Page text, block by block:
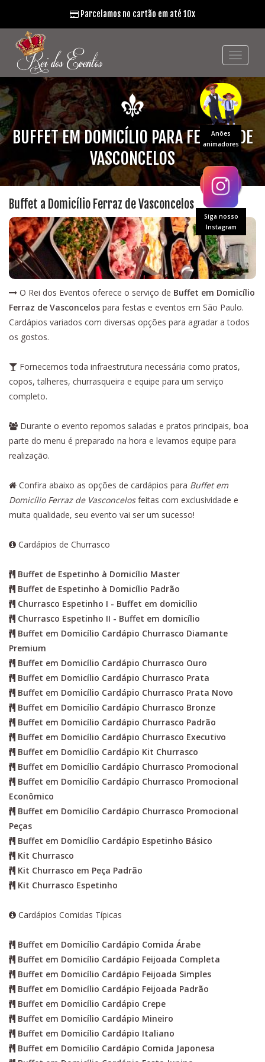
Anões
animadores
Siga nosso
Instagram
Parcelamos no cartão em até 10x
BUFFET EM DOMICÍLIO PARA FERRAZ DE
VASCONCELOS
Buffet a Domicílio Ferraz de Vasconcelos
O Rei dos Eventos oferece o serviço de Buffet em Domicílio
Ferraz de Vasconcelos para festas e eventos em São Paulo.
Cardápios variados com diversas opções para agradar a todos
os gostos.
Fornecemos toda infraestrutura necessária como pratos,
copos, talheres, churrasqueira e equipe para um serviço
completo.
Durante o evento repomos saladas e pratos principais, boa
parte do menu é preparado na hora e levamos equipe para
realização.
Confira abaixo as opções de cardápios para Buffet em
Domicílio Ferraz de Vasconcelosfeitas com exclusividade e
muita qualidade, seu evento vai ser um sucesso!
Cardápios de Churrasco
Buffet de Espetinho à Domicílio Master
Buffet de Espetinho à Domicílio Padrão
Churrasco Espetinho I - Buffet em domicílio
Churrasco Espetinho II - Buffet em domicílio
Buffet em Domicílio Cardápio Churrasco Diamante
Premium
Buffet em Domicílio Cardápio Churrasco Ouro
Buffet em Domicílio Cardápio Churrasco Prata
Buffet em Domicílio Cardápio Churrasco Prata Novo
Buffet em Domicílio Cardápio Churrasco Bronze
Buffet em Domicílio Cardápio Churrasco Padrão
Buffet em Domicílio Cardápio Churrasco Executivo
Buffet em Domicílio Cardápio Kit Churrasco
Buffet em Domicílio Cardápio Churrasco Promocional
Buffet em Domicílio Cardápio Churrasco Promocional
Econômico
Buffet em Domicílio Cardápio Churrasco Promocional
Peças
Buffet em Domicílio Cardápio Espetinho Básico
Kit Churrasco
Kit Churrasco em Peça Padrão
Kit Churrasco Espetinho
Cardápios Comidas Típicas
Buffet em Domicílio Cardápio Comida Árabe
Buffet em Domicílio Cardápio Feijoada Completa
Buffet em Domicílio Cardápio Feijoada Simples
Buffet em Domicílio Cardápio Feijoada Padrão
Buffet em Domicílio Cardápio Crepe
Buffet em Domicílio Cardápio Mineiro
Buffet em Domicílio Cardápio Italiano
Buffet em Domicílio Cardápio Comida Japonesa